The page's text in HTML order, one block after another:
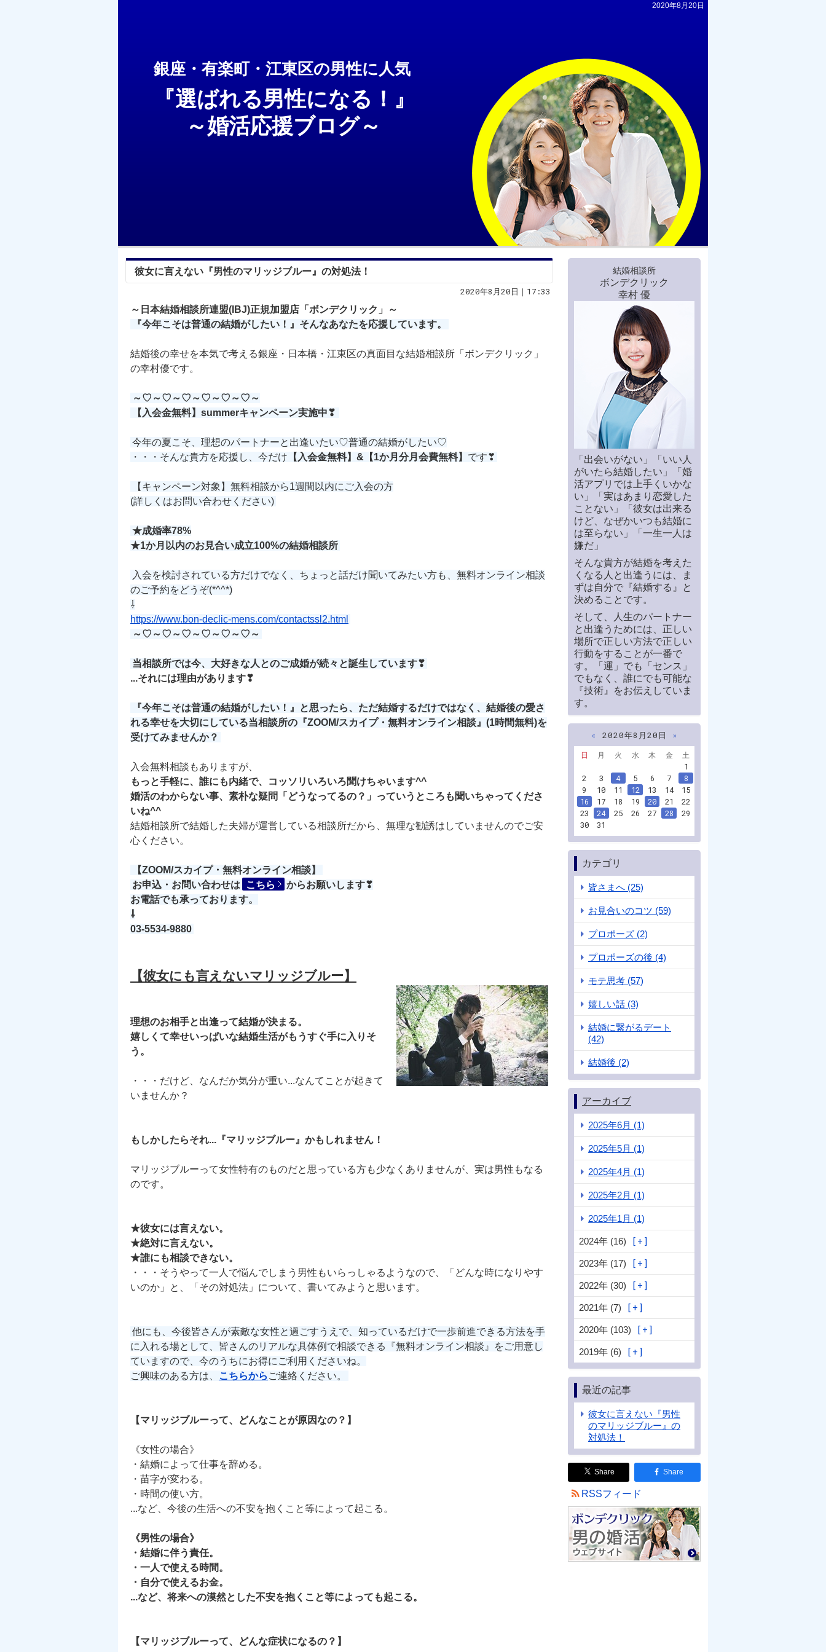
2020年8月20日
銀座・有楽町・江東区の男性に人気
『選ばれる男性になる！』
～婚活応援ブログ～
彼女に言えない『男性のマリッジブルー』の対処法！
2020年8月20日｜17:33
～日本結婚相談所連盟(IBJ)正規加盟店「ボンデクリック」～
『今年こそは普通の結婚がしたい！』そんなあなたを応援しています。
結婚後の幸せを本気で考える銀座・日本橋・江東区の真面目な結婚相談所「ボンデクリック」
の幸村優です。
～♡～♡～♡～♡～♡～♡～
【入会金無料】summerキャンペーン実施中❣
今年の夏こそ、理想のパートナーと出逢いたい♡普通の結婚がしたい♡
・・・そんな貴方を応援し、今だけ 【入会金無料】&【1か月分月会費無料】 です❣
【キャンペーン対象】無料相談から1週間以内にご入会の方
(詳しくはお問い合わせください)
★成婚率78%
★1か月以内のお見合い成立100%の結婚相談所
入会を検討されている方だけでなく、ちょっと話だけ聞いてみたい方も、無料オンライン相談
のご予約をどうぞ(*^^*)
⇩
https://www.bon-declic-mens.com/contactssl2.html
～♡～♡～♡～♡～♡～♡～
当相談所では今、大好きな人とのご成婚が続々と誕生しています❣
...それには理由があります❣
『今年こそは普通の結婚がしたい！』と思ったら、ただ結婚するだけではなく、結婚後の愛さ
れる幸せを大切にしている当相談所の 『ZOOM/スカイプ・無料オンライン相談』 (1時間無料)を
受けてみませんか？
入会無料相談もありますが、
もっと手軽に、誰にも内緒で、コッソリいろいろ聞けちゃいます^^
婚活のわからない事、素朴な疑問「どうなってるの？」っていうところも聞いちゃってくださ
いね^^
結婚相談所で結婚した夫婦が運営している相談所だから、無理な勧誘はしていませんのでご安
心ください。
【ZOOM/スカイプ・無料オンライン相談】
お申込・お問い合わせは
こちら
からお願いします❣
お電話でも承っております。
⇩
03-5534-9880
【彼女にも言えないマリッジブルー】
理想のお相手と出逢って結婚が決まる。
嬉しくて幸せいっぱいな結婚生活がもうすぐ手に入りそ
う。
・・・だけど、なんだか気分が重い...なんてことが起きて
いませんか？
もしかしたらそれ...『マリッジブルー』かもしれません！
マリッジブルーって女性特有のものだと思っている方も少なくありませんが、実は男性もなる
のです。
★彼女には言えない。
★絶対に言えない。
★誰にも相談できない。
・・・そうやって一人で悩んでしまう男性もいらっしゃるようなので、「どんな時になりやす
いのか」と、「その対処法」について、書いてみようと思います。
他にも、今後皆さんが素敵な女性と過ごすうえで、知っているだけで一歩前進できる方法を手
に入れる場として、皆さんのリアルな具体例で相談できる『無料オンライン相談』をご用意し
ていますので、今のうちにお得にご利用くださいね。
ご興味のある方は、
こちらから ご連絡ください。
【マリッジブルーって、どんなことが原因なの？】
《女性の場合》
・結婚によって仕事を辞める。
・苗字が変わる。
・時間の使い方。
...など、今後の生活への不安を抱くこと等によって起こる。
《男性の場合》
・結婚に伴う責任。
・一人で使える時間。
・自分で使えるお金。
...など、将来への漠然とした不安を抱くこと等によっても起こる。
【マリッジブルーって、どんな症状になるの？】
結婚相談所
ボンデクリック
幸村 優
「出会いがない」「いい人
がいたら結婚したい」「婚
活アプリでは上手くいかな
い」「実はあまり恋愛した
ことない」「彼女は出来る
けど、なぜかいつも結婚に
は至らない」「一生一人は
嫌だ」
そんな貴方が結婚を考えた
くなる人と出逢うには、ま
ずは自分で『結婚する』と
決めることです。
そして、人生のパートナー
と出逢うためには、正しい
場所で正しい方法で正しい
行動をすることが一番で
す。「運」でも「センス」
でもなく、誰にでも可能な
『技術』をお伝えしていま
す。
« 2020年8月20日
»
日
月 火 水 木 金
土
1
2
3 4 5 6 7
8
9
10 11 12 13 14
15
16
17 18 19 20 21
22
23
24 25 26 27 28
29
30
31
カテゴリ
皆さまへ (25)
お見合いのコツ (59)
プロポーズ (2)
プロポーズの後 (4)
モテ思考 (57)
嬉しい話 (3)
結婚に繋がるデート
(42)
結婚後 (2)
アーカイブ
2025年6月 (1)
2025年5月 (1)
2025年4月 (1)
2025年2月 (1)
2025年1月 (1)
2024年 (16)
2023年 (17)
2022年 (30)
2021年 (7)
2020年 (103)
2019年 (6)
最近の記事
彼女に言えない『男性
のマリッジブルー』の
対処法！
Share Share
RSSフィード